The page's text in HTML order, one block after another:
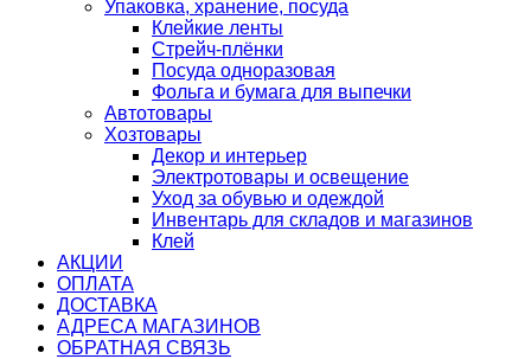
Упаковка, хранение, посуда
Клейкие ленты
Стрейч-плёнки
Посуда одноразовая
Фольга и бумага для выпечки
Автотовары
Хозтовары
Декор и интерьер
Электротовары и освещение
Уход за обувью и одеждой
Инвентарь для складов и магазинов
Клей
АКЦИИ
ОПЛАТА
ДОСТАВКА
АДРЕСА МАГАЗИНОВ
ОБРАТНАЯ СВЯЗЬ